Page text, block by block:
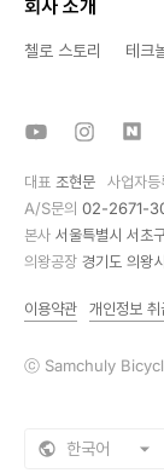
회사 소개
첼로 스토리 테크
대표 조현문 사업자
A/S문의 02-2671-
본사 서울특별시 서초
의왕공장 경기도 의왕
이용약관 개인정보 취
ⓒ Samchuly